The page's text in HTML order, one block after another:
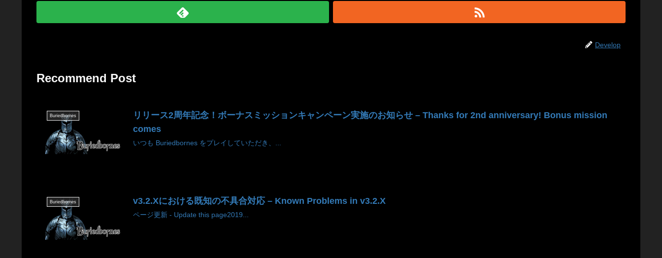
Develop
Recommend Post
Buriedbornes
リリース2周年記念！ボーナスミッションキャンペーン実施のお知らせ – Thanks for 2nd anniversary! Bonus mission
comes
いつも Buriedbornes をプレイしていただき、...
Buriedbornes v3.2.Xにおける既知の不具合対応 – Known Problems in v3.2.X
ページ更新 - Update this page2019...